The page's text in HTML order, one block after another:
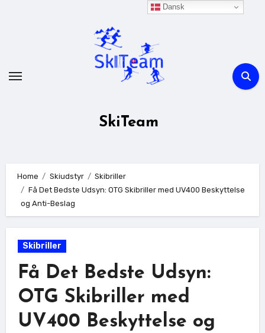
SkiTeam
Home Skiudstyr
Skibriller
Få Det Bedste Udsyn: OTG Skibriller med UV400 Beskyttelse
og Anti-Beslag
Skibriller
Få Det Bedste Udsyn:
OTG Skibriller med
UV400 Beskyttelse og
Dansk